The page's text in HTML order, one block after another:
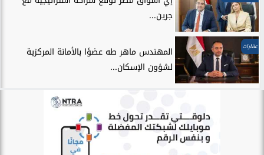
جرين...
عقارات
المهندس ماهر طه عضوًا بالأمانة المركزية
لشؤون الإسكان...